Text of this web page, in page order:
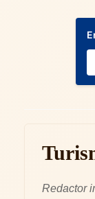
Redactor